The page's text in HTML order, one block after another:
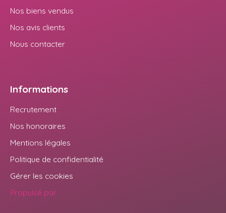
Nos biens vendus
Nos avis clients
Nous contacter
Informations
Recrutement
Nos honoraires
Mentions légales
Politique de confidentialité
Gérer les cookies
Propulsé par